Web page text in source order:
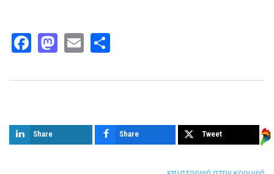
Facebook
Mastodon
Email
Share Share Tweet